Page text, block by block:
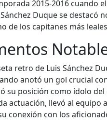
2015-2016 cuando
Duque se destacó
de los capitanes más
retro de Luis Sánchez
anotó un gol crucial
su posición como ídolo
actuación, llevó al equipo
conexión con los